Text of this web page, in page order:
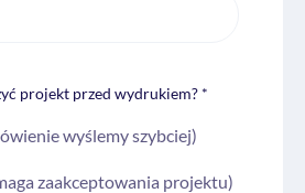
projekt przed wydrukiem? *
wyślemy szybciej)
zaakceptowania projektu)